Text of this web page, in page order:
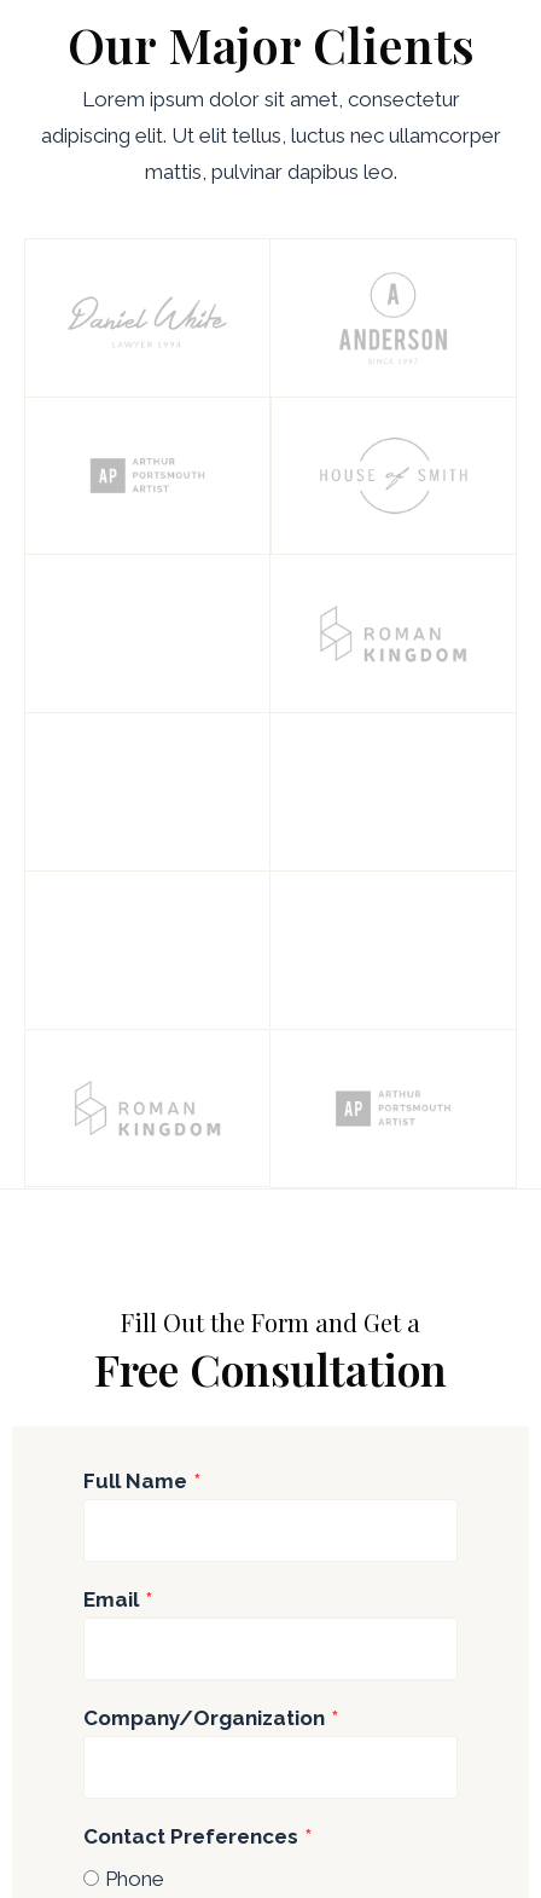
Our Major Clients
Lorem ipsum dolor sit amet, consectetur
adipiscing elit. Ut elit tellus, luctus nec ullamcorper
mattis, pulvinar dapibus leo.
Fill Out the Form and Get a
Free Consultation
Full Name *
Email *
Company/Organization *
Contact Preferences *
Phone